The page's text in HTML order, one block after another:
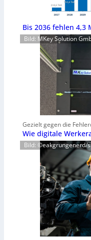
Bis 2036 fehlen
Bild: MKey Solution
Gezielt gegen die
Wie digitale
Bild: ©eakgrungenerd/